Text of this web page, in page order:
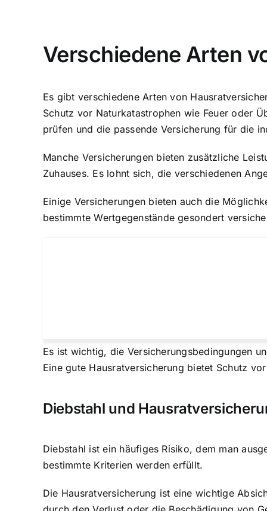
Verschiedene Arten
Es gibt verschiedene Arten von
Schutz vor Naturkatastrophen wie Feuer oder
prüfen und die passende Versicherung für die
Manche Versicherungen bieten zusätzliche
Zuhauses. Es lohnt sich, die verschiedenen
Einige Versicherungen bieten auch die
bestimmte Wertgegenstände gesondert
Es ist wichtig, die Versicherungsbedingungen
Eine gute Hausratversicherung bietet Schutz
Diebstahl und
Diebstahl ist ein häufiges Risiko, dem man
bestimmte Kriterien werden erfüllt.
Die Hausratversicherung ist eine wichtige